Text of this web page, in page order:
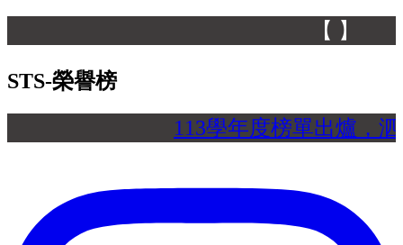
【 】
STS-榮譽榜
113學年度榜單出爐，